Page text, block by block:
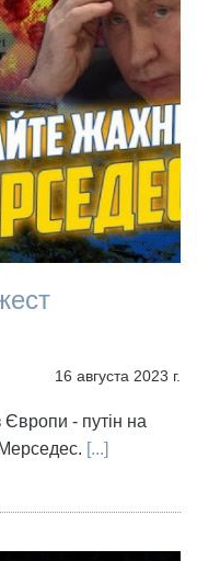
16 августа 2023 г.
- путін на
[...]